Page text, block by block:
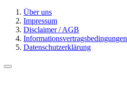
Über uns
Impressum
Disclaimer / AGB
Informationsvertragsbedingungen
Datenschutzerklärung